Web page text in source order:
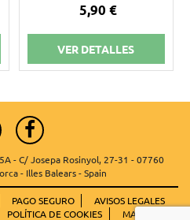
5,90 €
VER DETALLES
- C/ Josepa Rosinyol, 27-31 - 07760
- Illes Balears - Spain
PAGO SEGURO
AVISOS LEGALES
POLÍTICA DE COOKIES MAPA WEB